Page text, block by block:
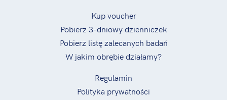
Kup voucher
Pobierz 3-dniowy dzienniczek
Pobierz listę zalecanych badań
W jakim obrębie działamy?
Regulamin
Polityka prywatności